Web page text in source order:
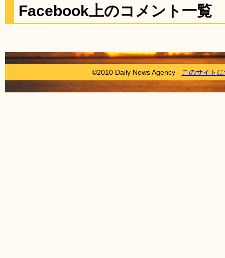
Facebook上のコメント一覧
©2010 Daily News Agency - このサイト